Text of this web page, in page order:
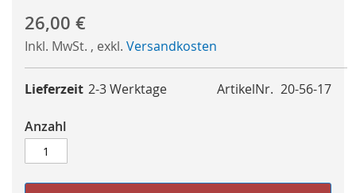
26,00 €
Inkl. MwSt. , exkl. Versandkosten
ArtikelNr. 20-56-17
Lieferzeit 2-3 Werktage
Anzahl